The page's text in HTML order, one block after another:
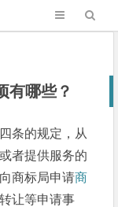
有哪些？
条的规定，从
者提供服务的
商标局申请商
转让等申请事